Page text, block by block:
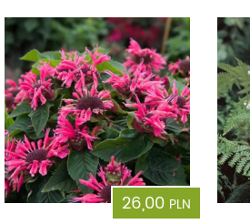
26,00 PLN